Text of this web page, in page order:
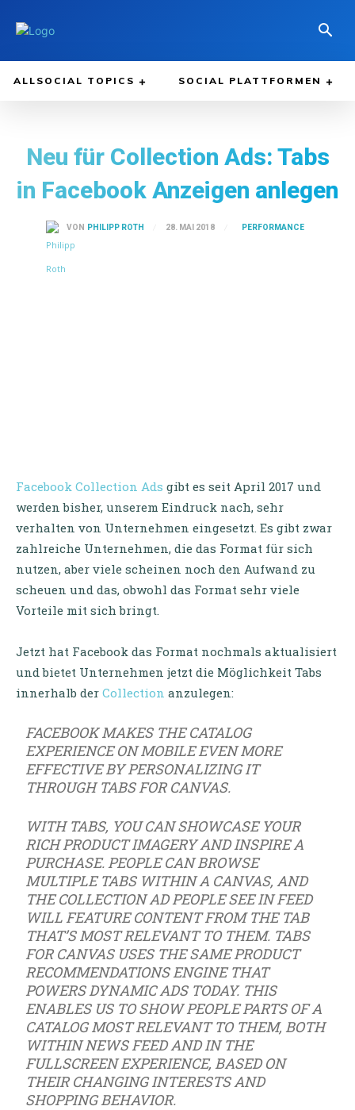
ALLSOCIAL TOPICS SOCIAL PLATTFORMEN
Neu für Collection Ads: Tabs
in Facebook Anzeigen anlegen
VON PHILIPP ROTH 28. MAI 2018 PERFORMANCE
Facebook Collection Ads gibt es seit April 2017 und
werden bisher, unserem Eindruck nach, sehr
verhalten von Unternehmen eingesetzt. Es gibt zwar
zahlreiche Unternehmen, die das Format für sich
nutzen, aber viele scheinen noch den Aufwand zu
scheuen und das, obwohl das Format sehr viele
Vorteile mit sich bringt.
Jetzt hat Facebook das Format nochmals aktualisiert
und bietet Unternehmen jetzt die Möglichkeit Tabs
innerhalb der Collection anzulegen:
FACEBOOK MAKES THE CATALOG
EXPERIENCE ON MOBILE EVEN MORE
EFFECTIVE BY PERSONALIZING IT
THROUGH TABS FOR CANVAS.
WITH TABS, YOU CAN SHOWCASE YOUR
RICH PRODUCT IMAGERY AND INSPIRE A
PURCHASE. PEOPLE CAN BROWSE
MULTIPLE TABS WITHIN A CANVAS, AND
THE COLLECTION AD PEOPLE SEE IN FEED
WILL FEATURE CONTENT FROM THE TAB
THAT’S MOST RELEVANT TO THEM. TABS
FOR CANVAS USES THE SAME PRODUCT
RECOMMENDATIONS ENGINE THAT
POWERS DYNAMIC ADS TODAY. THIS
ENABLES US TO SHOW PEOPLE PARTS OF A
CATALOG MOST RELEVANT TO THEM, BOTH
WITHIN NEWS FEED AND IN THE
FULLSCREEN EXPERIENCE, BASED ON
THEIR CHANGING INTERESTS AND
SHOPPING BEHAVIOR.